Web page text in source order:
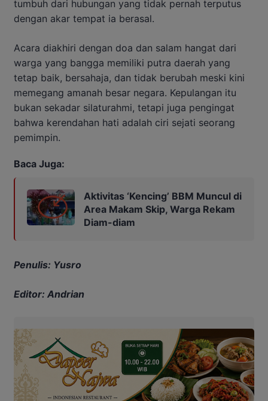
tumbuh dari hubungan yang tidak pernah terputus
dengan akar tempat ia berasal.
Acara diakhiri dengan doa dan salam hangat dari
warga yang bangga memiliki putra daerah yang
tetap baik, bersahaja, dan tidak berubah meski kini
memegang amanah besar negara. Kepulangan itu
bukan sekadar silaturahmi, tetapi juga pengingat
bahwa kerendahan hati adalah ciri sejati seorang
pemimpin.
Baca Juga:
Aktivitas ‘Kencing’ BBM Muncul di
Area Makam Skip, Warga Rekam
Diam-diam
Penulis: Yusro
Editor: Andrian